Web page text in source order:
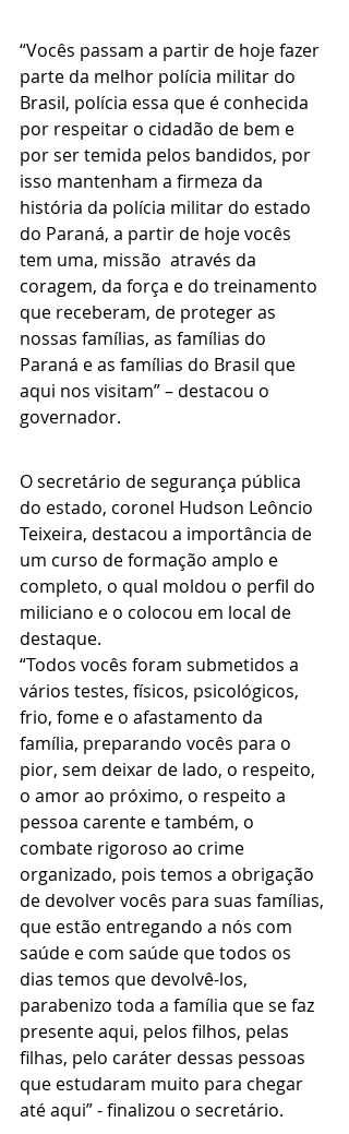
“Vocês passam a partir de hoje fazer
parte da melhor polícia militar do
Brasil, polícia essa que é conhecida
por respeitar o cidadão de bem e
por ser temida pelos bandidos, por
isso mantenham a firmeza da
história da polícia militar do estado
do Paraná, a partir de hoje vocês
tem uma, missão  através da
coragem, da força e do treinamento
que receberam, de proteger as
nossas famílias, as famílias do
Paraná e as famílias do Brasil que
aqui nos visitam” – destacou o
governador.
O secretário de segurança pública
do estado, coronel Hudson Leôncio
Teixeira, destacou a importância de
um curso de formação amplo e
completo, o qual moldou o perfil do
miliciano e o colocou em local de
destaque.
“Todos vocês foram submetidos a
vários testes, físicos, psicológicos,
frio, fome e o afastamento da
família, preparando vocês para o
pior, sem deixar de lado, o respeito,
o amor ao próximo, o respeito a
pessoa carente e também, o
combate rigoroso ao crime
organizado, pois temos a obrigação
de devolver vocês para suas famílias,
que estão entregando a nós com
saúde e com saúde que todos os
dias temos que devolvê-los,
parabenizo toda a família que se faz
presente aqui, pelos filhos, pelas
filhas, pelo caráter dessas pessoas
que estudaram muito para chegar
até aqui” - finalizou o secretário.